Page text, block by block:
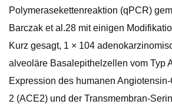
Polymerasekettenreaktion (qPCR)
Barczak et al.28 mit einigen
Kurz gesagt, 1 × 104
alveoläre Basalepithelzellen vom Typ
Expression des humanen
2 (ACE2) und der Transmembran-